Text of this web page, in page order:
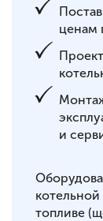
ценам
и
топливе